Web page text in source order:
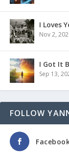
I Loves
Nov 2,
I Got It
Sep 13,
FOLLOW